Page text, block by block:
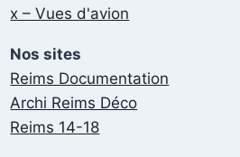
x – Vues d'avion
Nos sites
Reims Documentation
Archi Reims Déco
Reims 14-18